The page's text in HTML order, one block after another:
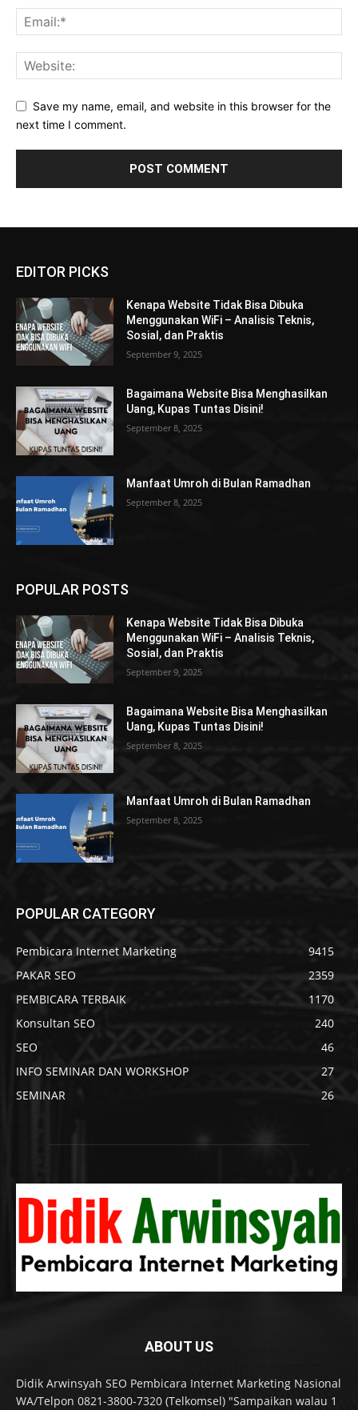
Save my name, email, and website in this browser for the
next time I comment.
EDITOR PICKS
Kenapa Website Tidak Bisa Dibuka
Menggunakan WiFi – Analisis Teknis,
Sosial, dan Praktis
September 9, 2025
Bagaimana Website Bisa Menghasilkan
Uang, Kupas Tuntas Disini!
September 8, 2025
Manfaat Umroh di Bulan Ramadhan
September 8, 2025
POPULAR POSTS
Kenapa Website Tidak Bisa Dibuka
Menggunakan WiFi – Analisis Teknis,
Sosial, dan Praktis
September 9, 2025
Bagaimana Website Bisa Menghasilkan
Uang, Kupas Tuntas Disini!
September 8, 2025
Manfaat Umroh di Bulan Ramadhan
September 8, 2025
POPULAR CATEGORY
Pembicara Internet Marketing
9415
PAKAR SEO
2359
PEMBICARA TERBAIK
1170
Konsultan SEO
240
SEO
46
INFO SEMINAR DAN WORKSHOP
27
SEMINAR
26
ABOUT US
Didik Arwinsyah SEO Pembicara Internet Marketing Nasional
WA/Telpon 0821-3800-7320 (Telkomsel) "Sampaikan walau 1